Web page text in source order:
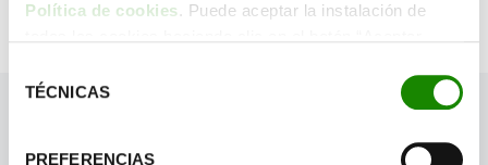
Política de cookies. Puede aceptar la instalación de
botón “Configurar cookies”, o rechazar su instalación,
TÉCNICAS
PREFERENCIAS